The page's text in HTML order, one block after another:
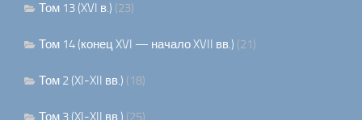
Том 13 (XVI в.) (23)
Том 14 (конец XVI — начало XVII вв.) (21)
Том 2 (XI-XII вв.) (18)